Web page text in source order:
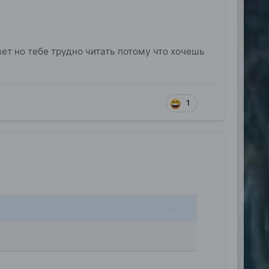
но тебе трудно читать потому что хочешь
1